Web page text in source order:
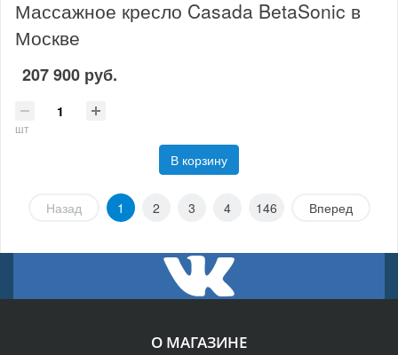
Массажное кресло Casada BetaSonic в
Москве
207 900 руб.
шт
В корзину
Назад 1 2 3 4 146 Вперед
О МАГАЗИНЕ